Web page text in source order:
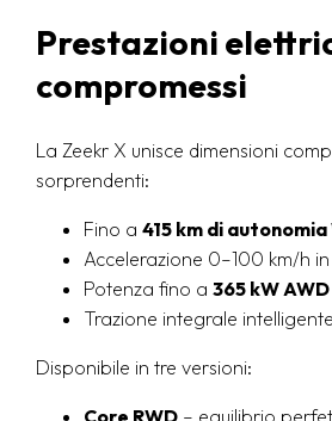
Prestazioni
compromessi
La Zeekr X unisce dimensioni
sorprendenti:
Fino a 415 km di autonomia
Accelerazione 0–100 km/h in
Potenza fino a 365 kW AWD
Trazione integrale intelligente
Disponibile in tre versioni: